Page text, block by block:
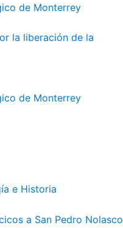
de Monterrey
la liberación de la
de Monterrey
e Historia
a San Pedro Nolasco